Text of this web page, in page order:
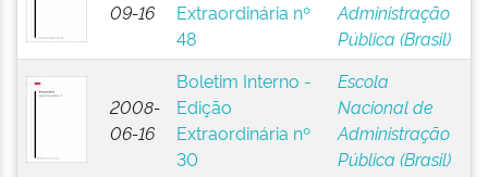
09-16
Extraordinária nº
48
Administração
Pública (Brasil)
2008-
06-16
Boletim Interno -
Edição
Extraordinária nº
30
Escola
Nacional de
Administração
Pública (Brasil)